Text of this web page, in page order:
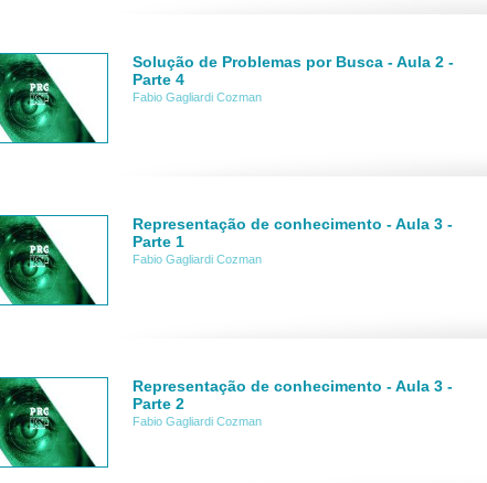
Solução de Problemas por Busca - Aula 2 -
Parte 4
Fabio Gagliardi Cozman
Representação de conhecimento - Aula 3 -
Parte 1
Fabio Gagliardi Cozman
Representação de conhecimento - Aula 3 -
Parte 2
Fabio Gagliardi Cozman